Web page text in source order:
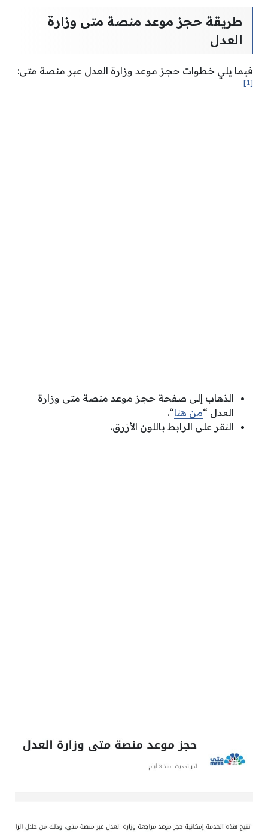
طريقة حجز موعد منصة متى وزارة
العدل
فيما يلي خطوات حجز موعد وزارة العدل عبر منصة متى:
[1]
الذهاب إلى صفحة حجز موعد منصة متى وزارة
العدل “من هنا“.
النقر على الرابط باللون الأزرق.